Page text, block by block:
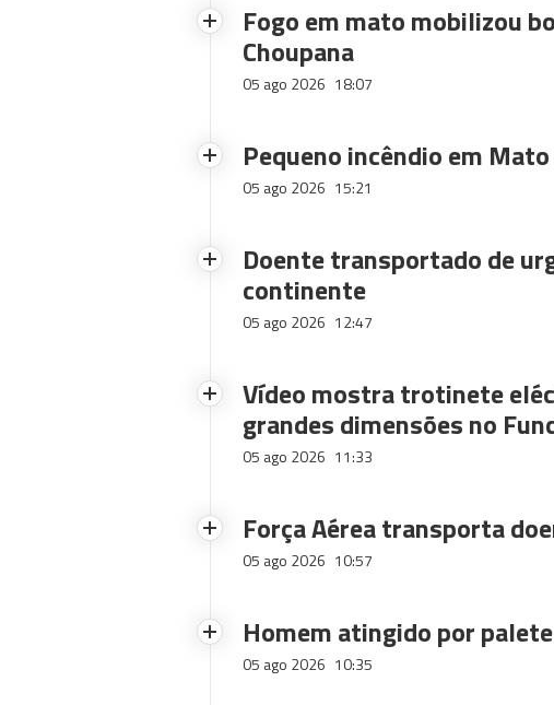
Fogo em mato mobilizou
Choupana
05 ago 2026 18:07
Pequeno incêndio em
05 ago 2026 15:21
Doente transportado de
continente
05 ago 2026 12:47
Vídeo mostra trotinete
grandes dimensões no
05 ago 2026 11:33
Força Aérea transporta
05 ago 2026 10:57
Homem atingido por
05 ago 2026 10:35